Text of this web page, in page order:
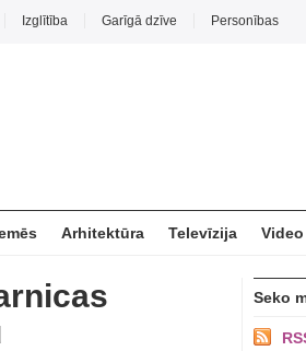
Izglītība Garīgā dzīve Personības
Arhitektūra Televīzija Video
Seko